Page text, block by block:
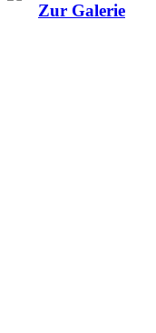
Zur Galerie